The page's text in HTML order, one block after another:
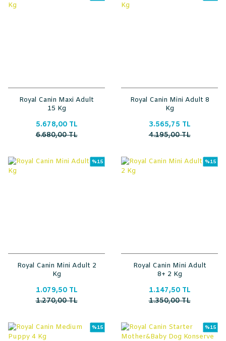
Royal Canin Maxi Adult
15 Kg
5.678,00 TL
6.680,00 TL
Royal Canin Mini Adult 8
Kg
3.565,75 TL
4.195,00 TL
%15
Royal Canin Mini Adult 2
Kg
1.079,50 TL
1.270,00 TL
%15
Royal Canin Mini Adult
8+ 2 Kg
1.147,50 TL
1.350,00 TL
%15 %15